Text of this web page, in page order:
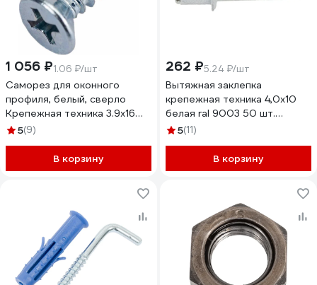
1 056 ₽1.06 ₽/шт
Саморез для оконного
профиля, белый, сверло
Крепежная техника 3.9х16
1000шт 430804 БК
5(9)
В корзину
262 ₽5.24 ₽/шт
Вытяжная заклепка
крепежная техника 4,0x10
белая ral 9003 50 шт.
59400
5(11)
В корзину